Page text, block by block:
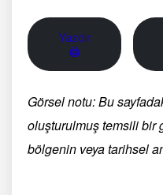
Yazdır
🖨
Görsel notu: Bu
oluşturulmuş temsili bir
bölgenin veya tarihsel